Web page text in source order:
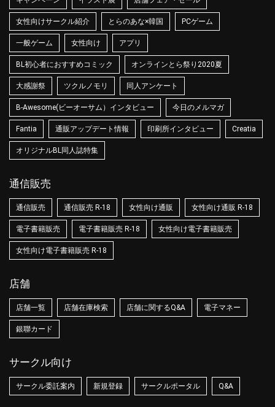
女性向けサークル紹介 とらのあな×韓国 PCゲーム
一般ゲーム 女性向け アプリ
BL初心者におすすめコミック オンラインとら祭り2020夏
大感謝祭 ツクルノモリ 同人アンケート
B-Awesome(ビーオーサム）インタビュー 今日のメルマガ
Fantia 通販アップデート情報 印刷所インタビュー Creatia
オリジナルBL同人誌特集
通信販売
通信販売 通信販売 R-18 女性向け通販 女性向け通販 R-18
電子書籍販売 電子書籍販売 R-18 女性向け電子書籍販売
女性向け電子書籍販売 R-18
店舗
店舗一覧 店舗在庫検索 店舗に関するQ&A 電子マネー
銀聯カード
サークル向け
サークル委託案内 新規登録 サークルポータル Q&A